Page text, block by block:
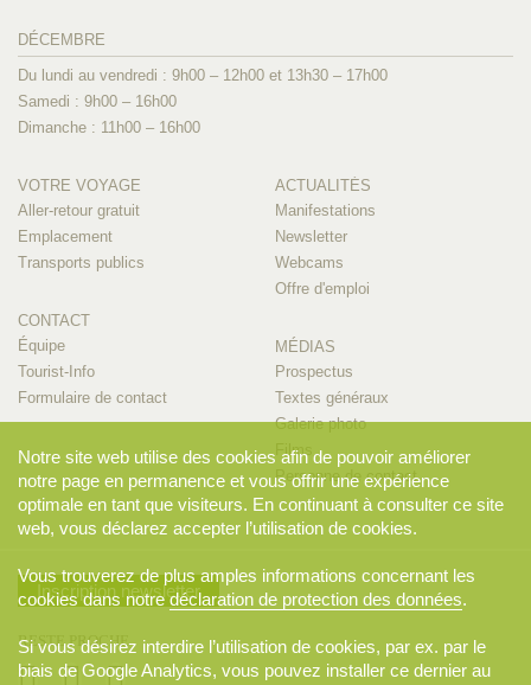
DÉCEMBRE
Du lundi au vendredi : 9h00 – 12h00 et 13h30 – 17h00
Samedi : 9h00 – 16h00
Dimanche : 11h00 – 16h00
VOTRE VOYAGE
Aller-retour gratuit
Emplacement
Transports publics
CONTACT
Équipe
Tourist-Info
Formulaire de contact
ACTUALITÉS
Manifestations
Newsletter
Webcams
Offre d'emploi
MÉDIAS
Prospectus
Textes généraux
Galerie photo
Films
Personne de contact
Inscription newsletter
RESTE PROCHE
Notre site web utilise des cookies afin de pouvoir améliorer
notre page en permanence et vous offrir une expérience
optimale en tant que visiteurs. En continuant à consulter ce site
web, vous déclarez accepter l’utilisation de cookies.
Vous trouverez de plus amples informations concernant les
cookies dans notredéclaration de protection des données.
Si vous désirez interdire l’utilisation de cookies, par ex. par le
biais de Google Analytics, vous pouvez installer ce dernier au